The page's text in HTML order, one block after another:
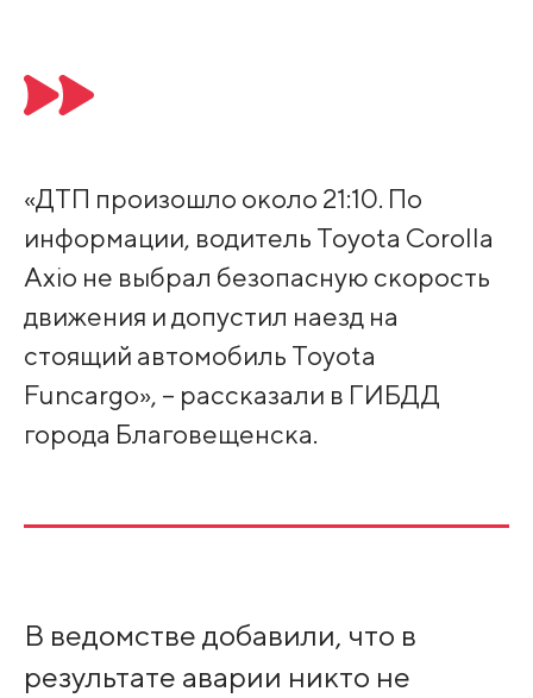
«ДТП произошло около 21:10. По
информации, водитель Toyota Corolla
Axio не выбрал безопасную скорость
движения и допустил наезд на
стоящий автомобиль Toyota
Funcargo», – рассказали в ГИБДД
города Благовещенска.
В ведомстве добавили, что в
результате аварии никто не